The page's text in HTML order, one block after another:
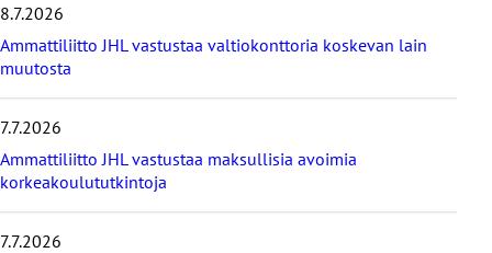
i
s
i
ä
t
u
u
t
i
8.7.2026
Ammattiliitto JHL vastustaa valtiokonttoria koskevan lain
muutosta
7.7.2026
Ammattiliitto JHL vastustaa maksullisia avoimia
korkeakoulututkintoja
7.7.2026